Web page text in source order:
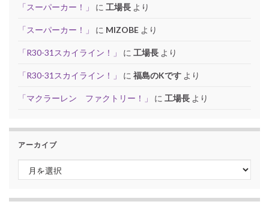
「スーパーカー！」 に 工場長 より
「スーパーカー！」 に MIZOBE より
「R30-31スカイライン！」 に 工場長 より
「R30-31スカイライン！」 に 福島のKです より
「マクラーレン ファクトリー！」 に 工場長 より
アーカイブ
アーカイブ